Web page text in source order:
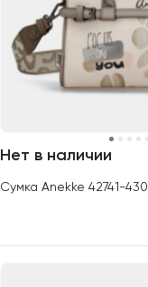
Нет в наличии
Сумка Anekke 42741-430